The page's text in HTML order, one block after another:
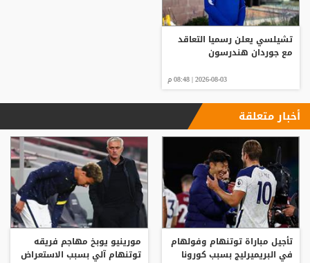
تشيلسي يعلن رسميا التعاقد
مع جوردان هندرسون
2026-08-03 | 08:48 م
أخبار متعلقة
تأجيل مباراة توتنهام وفولهام
في البريميرليج بسبب كورونا
مورينيو يوبخ مهاجم فريقه
توتنهام آلي بسبب الاستعراض